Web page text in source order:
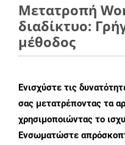
Μετατροπή
διαδίκτυο:
μέθοδος
Ενισχύστε τις
σας μετατρέποντας τα
χρησιμοποιώντας το
Ενσωματώστε